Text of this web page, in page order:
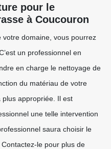
pour le
à Coucouron
votre domaine, vous pourrez
un professionnel en
en charge le nettoyage de
du matériau de votre
appropriée. Il est
une telle intervention
saura choisir le
le pour plus de